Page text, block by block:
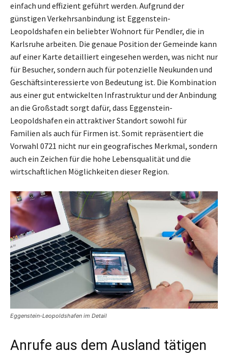
einfach und effizient geführt werden. Aufgrund der
günstigen Verkehrsanbindung ist Eggenstein-
Leopoldshafen ein beliebter Wohnort für Pendler, die in
Karlsruhe arbeiten. Die genaue Position der Gemeinde kann
auf einer Karte detailliert eingesehen werden, was nicht nur
für Besucher, sondern auch für potenzielle Neukunden und
Geschäftsinteressierte von Bedeutung ist. Die Kombination
aus einer gut entwickelten Infrastruktur und der Anbindung
an die Großstadt sorgt dafür, dass Eggenstein-
Leopoldshafen ein attraktiver Standort sowohl für
Familien als auch für Firmen ist. Somit repräsentiert die
Vorwahl 0721 nicht nur ein geografisches Merkmal, sondern
auch ein Zeichen für die hohe Lebensqualität und die
wirtschaftlichen Möglichkeiten dieser Region.
Eggenstein-Leopoldshafen im Detail
Anrufe aus dem Ausland tätigen